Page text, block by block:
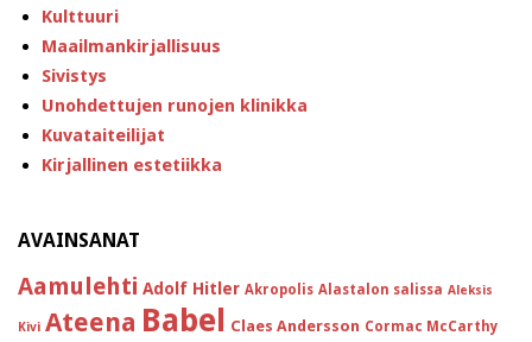
Kulttuuri
Maailmankirjallisuus
Sivistys
Unohdettujen runojen klinikka
Kuvataiteilijat
Kirjallinen estetiikka
AVAINSANAT
Aamulehti Adolf Hitler Akropolis Alastalon salissa Aleksis
Kivi Ateena Babel Claes Andersson Cormac McCarthy